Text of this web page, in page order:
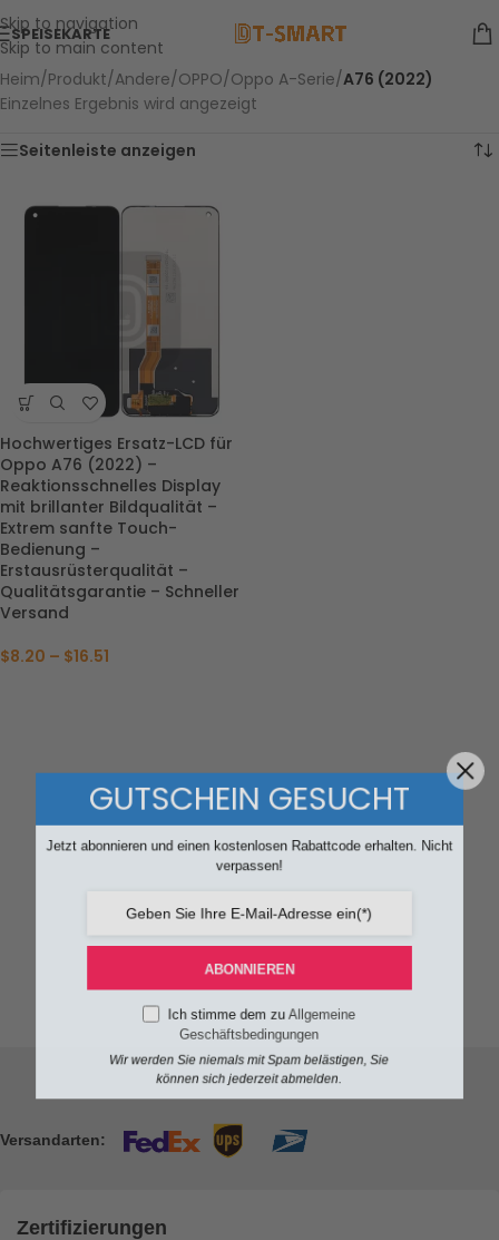
Skip to navigation
Skip to main content
SPEISEKARTE
Heim/Produkt/Andere/OPPO/Oppo A-Serie/A76 (2022)
Einzelnes Ergebnis wird angezeigt
Seitenleiste anzeigen
Hochwertiges Ersatz-LCD für
Oppo A76 (2022) –
Reaktionsschnelles Display
mit brillanter Bildqualität –
Extrem sanfte Touch-
Bedienung –
Erstausrüsterqualität –
Qualitätsgarantie – Schneller
Versand
$8.20 – $16.51
Versandarten:
Zertifizierungen
GUTSCHEIN GESUCHT
Jetzt abonnieren und einen kostenlosen Rabattcode erhalten. Nicht
verpassen!
ABONNIEREN
Ich stimme dem zuAllgemeine
Geschäftsbedingungen
Wir werden Sie niemals mit Spam belästigen, Sie
können sich jederzeit abmelden.